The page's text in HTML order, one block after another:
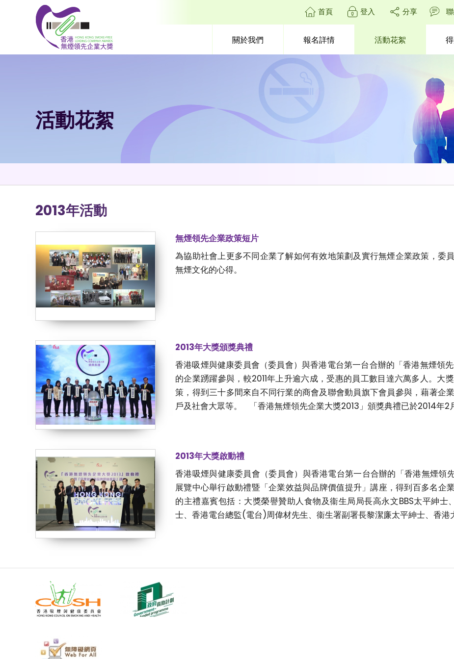
首頁 登入 分享
關於我們 報名詳情 活動花絮
活動花絮
2013年活動
無煙領先企業政策短片
為協助社會上更多不同企業了解如何有效地策劃及實行無煙企業政策，委
無煙文化的心得。
2013年大獎頒獎典禮
香港吸煙與健康委員會（委員會）與香港電台第一台合辦的「香港無煙領
的企業踴躍參與，較2011年上升逾六成，受惠的員工數目達六萬多人。大
策，得到三十多間來自不同行業的商會及聯會動員旗下會員參與，藉著企
戶及社會大眾等。 「香港無煙領先企業大獎2013」頒獎典禮已於2014年2
2013年大獎啟動禮
香港吸煙與健康委員會（委員會）與香港電台第一台合辦的「香港無煙領
展覽中心舉行啟動禮暨「企業效益與品牌價值提升」講座，得到百多名
的主禮嘉賓包括：大獎榮譽贊助人食物及衞生局局長高永文BBS太平紳
士、香港電台總監(電台)周偉材先生、衞生署副署長黎潔廉太平紳士、香